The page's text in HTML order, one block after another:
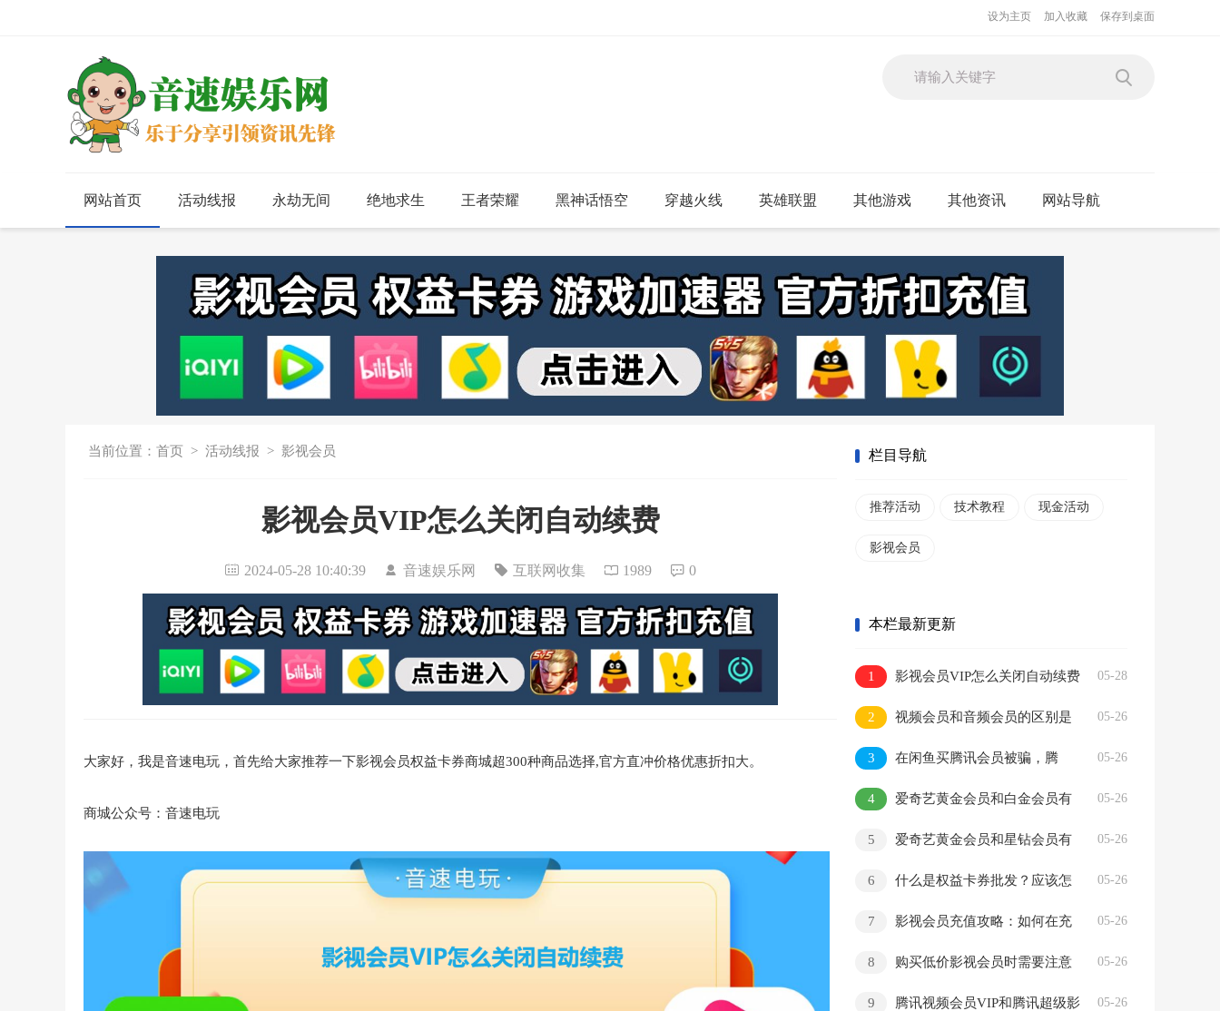
设为主页 加入收藏 保存到桌面
网站首页 活动线报 永劫无间 绝地求生 王者荣耀 黑神话悟空 穿越火线 英雄联盟 其他游戏 其他资讯 网站导航
当前位置： 首页 > 活动线报 > 影视会员
影视会员VIP怎么关闭自动续费
2024-05-28 10:40:39 音速娱乐网 互联网收集 1989 0
大家好，我是音速电玩，首先给大家推荐一下影视会员权益卡券商城超300种商品选择,官方直冲价格优惠折扣大。
商城公众号：音速电玩
栏目导航
推荐活动 技术教程 现金活动
影视会员
本栏最新更新
05-28
1 影视会员VIP怎么关闭自动续费
05-26
2
视频会员和音频会员的区别是
什么
05-26
3
在闲鱼买腾讯会员被骗，腾
讯：骗子利用苹果漏洞
05-26
4
爱奇艺黄金会员和白金会员有
05-26
5
爱奇艺黄金会员和星钻会员有
05-26
6
什么是权益卡券批发？应该怎
05-26
7
影视会员充值攻略：如何在充
05-26
8
购买低价影视会员时需要注意
05-26
9
腾讯视频会员VIP和腾讯超级影